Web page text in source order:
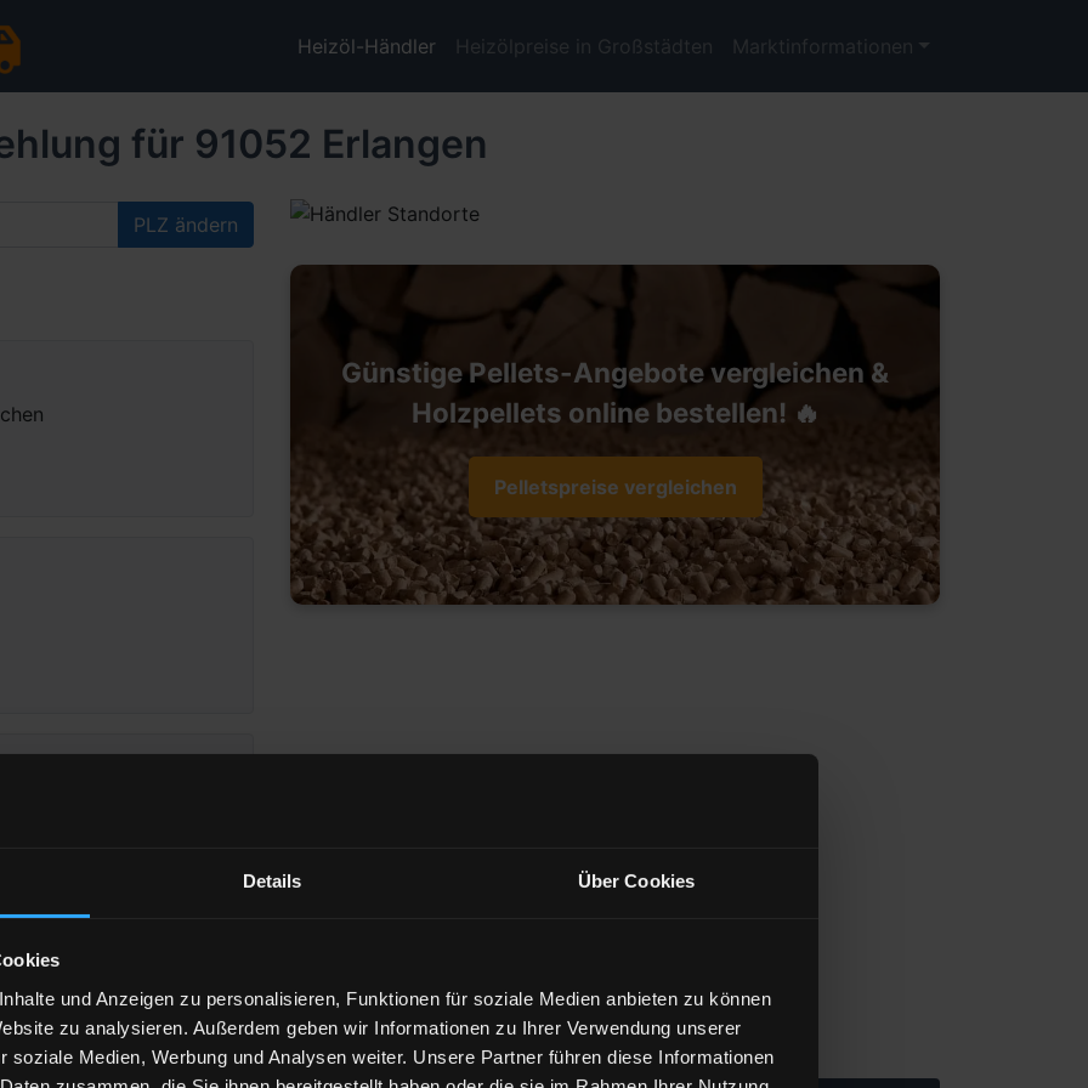
Details Über Cookies
und Anzeigen zu personalisieren, Funktionen für soziale Medien anbieten zu können
zu analysieren. Außerdem geben wir Informationen zu Ihrer Verwendung unserer
soziale Medien, Werbung und Analysen weiter. Unsere Partner führen diese Informationen
Heizöl-Händler Heizölpreise in Großstädten Marktinformationen
für 91052 Erlangen
PLZ ändern
Günstige Pellets-Angebote vergleichen &
Holzpellets online bestellen! 🔥
Pelletspreise vergleichen
Erlangen